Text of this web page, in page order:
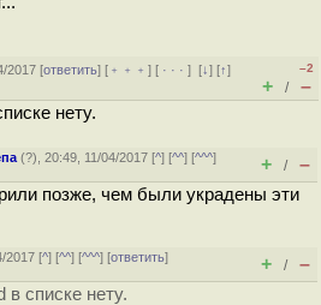
2017 [ответить] [ ﹢﹢﹢] [ · · ·][↓] [↑]
–2
+ / –
нету.
(?), 20:49, 11/04/2017 [^] [^^] [^^^]
+ / –
позже, чем были украдены эти
2017 [^] [^^] [^^^] [ответить]
+ / –
списке нету.